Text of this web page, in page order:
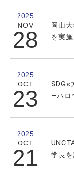
2025
NOV
28
岡山
を実施
2025
OCT
23
SDGs
―ハロ
2025
OCT
21
学長を